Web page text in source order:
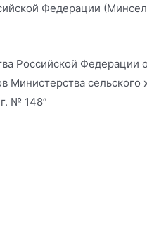
Федерации
Российской
Министерства
№ 148”